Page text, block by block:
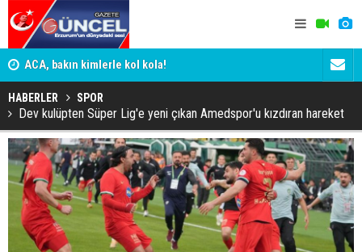
ACA, bakın kimlerle kol kola!
HABERLER SPOR
Dev kulüpten Süper Lig'e yeni çıkan Amedspor'u kızdıran hareket